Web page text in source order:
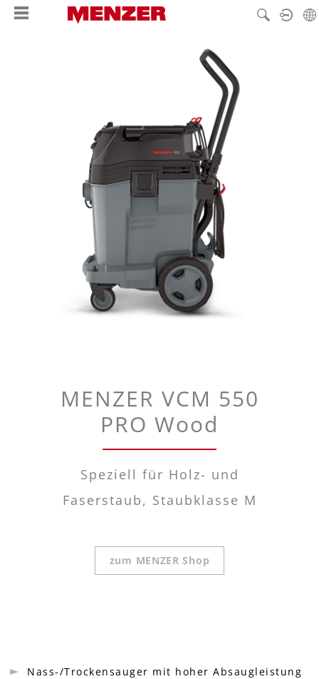
principal
MENZER VCM 550
PRO Wood
Speziell für Holz- und
Faserstaub, Staubklasse M
zum MENZER Shop
Nass-/Trockensauger mit hoher Absaugleistung